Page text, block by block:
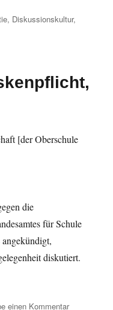
, Diskussionskultur,
[der Oberschule
die
für Schule
diskutiert.
einen Kommentarzu